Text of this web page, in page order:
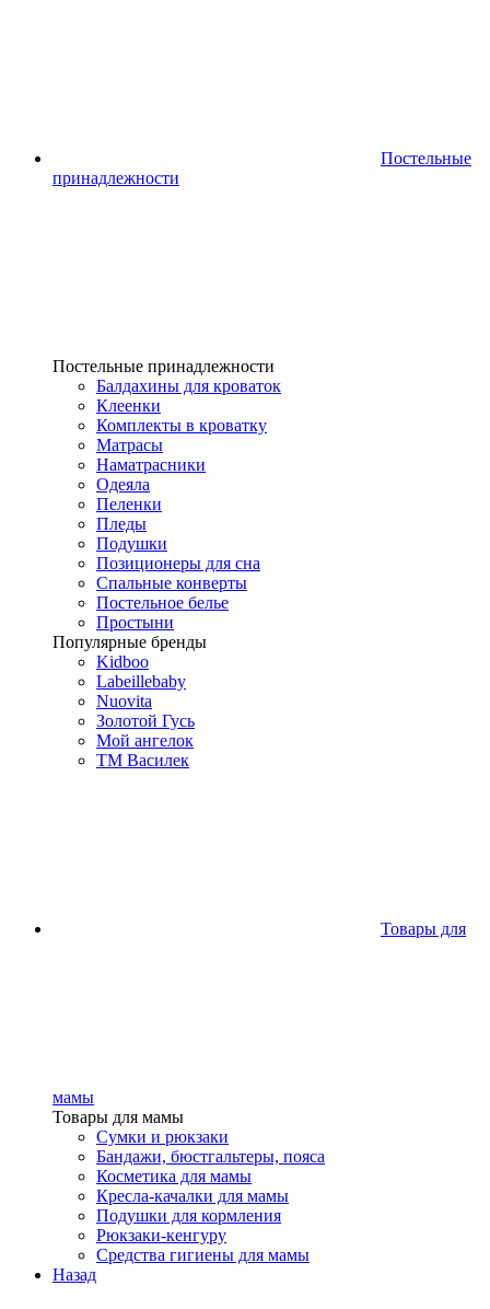
Постельные
принадлежности
Постельные принадлежности
Балдахины для кроваток
Клеенки
Комплекты в кроватку
Матрасы
Наматрасники
Одеяла
Пеленки
Пледы
Подушки
Позиционеры для сна
Спальные конверты
Постельное белье
Простыни
Популярные бренды
Kidboo
Labeillebaby
Nuovita
Золотой Гусь
Мой ангелок
ТМ Василек
Товары для
мамы
Товары для мамы
Сумки и рюкзаки
Бандажи, бюстгальтеры, пояса
Косметика для мамы
Кресла-качалки для мамы
Подушки для кормления
Рюкзаки-кенгуру
Средства гигиены для мамы
Назад